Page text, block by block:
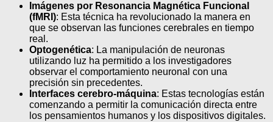
Imágenes por Resonancia Magnética Funcional
(fMRI): Esta técnica ha revolucionado la manera en
que se observan las funciones cerebrales en tiempo
real.
Optogenética: La manipulación de neuronas
utilizando luz ha permitido a los investigadores
observar el comportamiento neuronal con una
precisión sin precedentes.
Interfaces cerebro-máquina: Estas tecnologías están
comenzando a permitir la comunicación directa entre
los pensamientos humanos y los dispositivos digitales.